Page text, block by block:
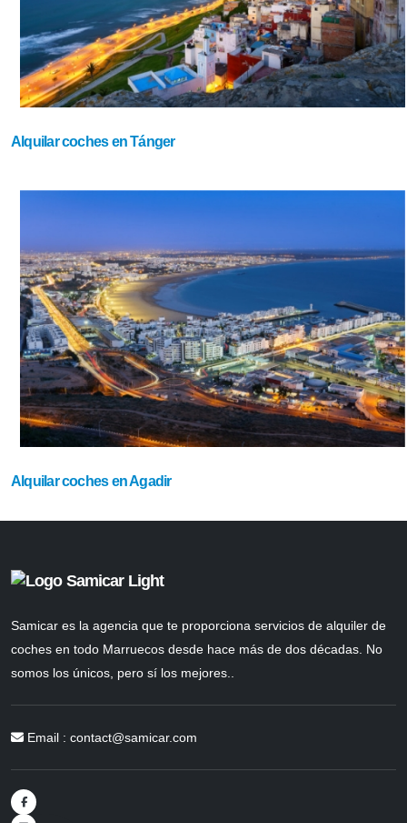
Alquilar coches en Tánger
Alquilar coches en Agadir
Samicar es la agencia que te proporciona servicios de alquiler de
coches en todo Marruecos desde hace más de dos décadas. No
somos los únicos, pero sí los mejores..
Email : contact@samicar.com